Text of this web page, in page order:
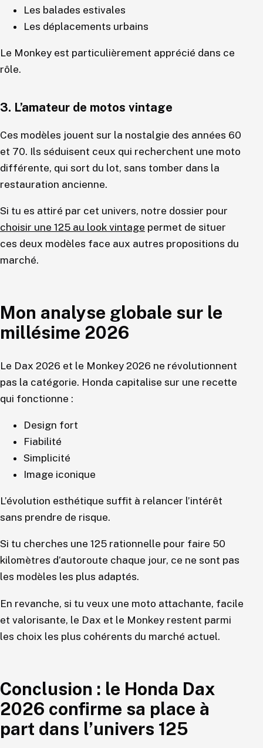
Les balades estivales
Les déplacements urbains
Le Monkey est particulièrement apprécié dans ce
rôle.
3. L’amateur de motos vintage
Ces modèles jouent sur la nostalgie des années 60
et 70. Ils séduisent ceux qui recherchent une moto
différente, qui sort du lot, sans tomber dans la
restauration ancienne.
Si tu es attiré par cet univers, notre dossier pour
choisir une 125 au look vintage permet de situer
ces deux modèles face aux autres propositions du
marché.
Mon analyse globale sur le
millésime 2026
Le Dax 2026 et le Monkey 2026 ne révolutionnent
pas la catégorie. Honda capitalise sur une recette
qui fonctionne :
Design fort
Fiabilité
Simplicité
Image iconique
L’évolution esthétique suffit à relancer l’intérêt
sans prendre de risque.
Si tu cherches une 125 rationnelle pour faire 50
kilomètres d’autoroute chaque jour, ce ne sont pas
les modèles les plus adaptés.
En revanche, si tu veux une moto attachante, facile
et valorisante, le Dax et le Monkey restent parmi
les choix les plus cohérents du marché actuel.
Conclusion : le Honda Dax
2026 confirme sa place à
part dans l’univers 125